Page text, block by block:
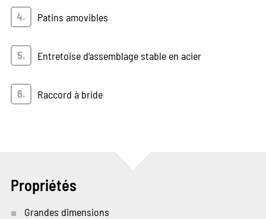
Patins amovibles
Entretoise d’assemblage stable en acier
Raccord à bride
Propriétés
Grandes dimensions